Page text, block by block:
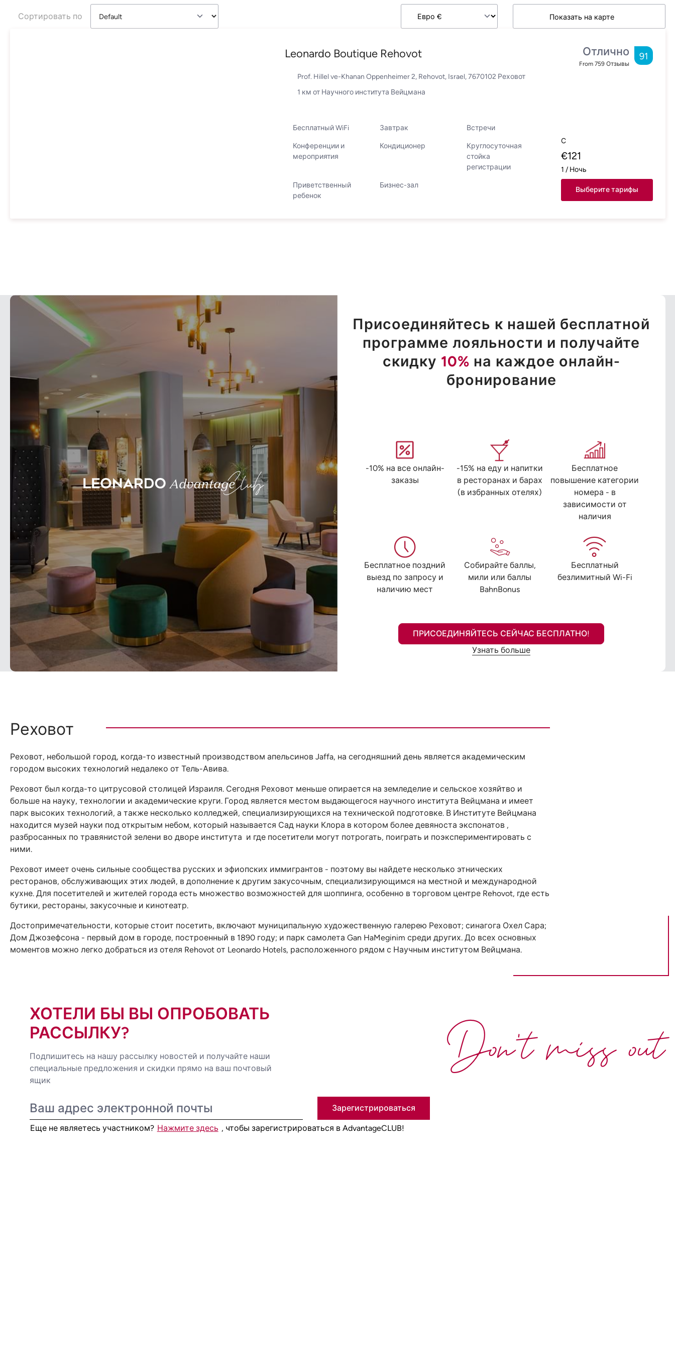
Сортировать по Показать на карте
Leonardo Boutique Rehovot
Prof. Hillel ve-Khanan Oppenheimer 2, Rehovot, Israel, 7670102 Реховот
1 км от Научного института Вейцмана
Отлично
From 759 Отзывы
91
Бесплатный WiFi Завтрак Встречи
Конференции и
мероприятия
Кондиционер
Круглосуточная
стойка
регистрации
Приветственный
ребенок
Бизнес-зал
С
€121
1 / Ночь
Выберите тарифы
Присоединяйтесь к нашей бесплатной
программе лояльности и получайте
скидку 10% на каждое онлайн-
бронирование
-10% на все онлайн-
заказы
-15% на еду и напитки
в ресторанах и барах
(в избранных отелях)
Бесплатное
повышение категории
номера - в
зависимости от
наличия
Бесплатное поздний
выезд по запросу и
наличию мест
Собирайте баллы,
мили или баллы
BahnBonus
Бесплатный
безлимитный Wi-Fi
ПРИСОЕДИНЯЙТЕСЬ СЕЙЧАС БЕСПЛАТНО!
Узнать больше
Реховот
Реховот, небольшой город, когда-то известный производством апельсинов Jaffa, на сегодняшний день является академическим
городом высоких технологий недалеко от Тель-Авива.
Реховот был когда-то цитрусовой столицей Израиля. Сегодня Реховот меньше опирается на земледелие и сельское хозяйтво и
больше на науку, технологии и академические круги. Город является местом выдающегося научного института Вейцмана и имеет
парк высоких технологий, а также несколько колледжей, специализирующихся на технической подготовке. В Институте Вейцмана
находится музей науки под открытым небом, который называется Сад науки Клора в котором более девяноста экспонатов ,
разбросанных по травянистой зелени во дворе института и где посетители могут потрогать, поиграть и поэкспериментировать с
ними.
Реховот имеет очень сильные сообщества русских и эфиопских иммигрантов - поэтому вы найдете несколько этнических
ресторанов, обслуживающих этих людей, в дополнение к другим закусочным, специализирующимся на местной и международной
кухне. Для посетителей и жителей города есть множество возможностей для шоппинга, особенно в торговом центре Rehovot, где есть
бутики, рестораны, закусочные и кинотеатр.
Достопримечательности, которые стоит посетить, включают муниципальную художественную галерею Реховот; синагога Охел Сара;
Дом Джозефсона - первый дом в городе, построенный в 1890 году; и парк самолета Gan HaMeginim среди других. До всех основных
моментов можно легко добраться из отеля Rehovot от Leonardo Hotels, расположенного рядом с Научным институтом Вейцмана.
ХОТЕЛИ БЫ ВЫ ОПРОБОВАТЬ
РАССЫЛКУ?
Подпишитесь на нашу рассылку новостей и получайте наши
специальные предложения и скидки прямо на ваш почтовый
ящик
Зарегистрироваться
Еще не являетесь участником? Нажмите здесь , чтобы зарегистрироваться в AdvantageCLUB!
Don't miss out